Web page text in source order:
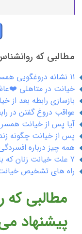
مطالبی که
11 نشانه دروغگویی همسر| آیا همسرتان خیانت می کند؟
خیانت در متاهلی
بازسازی رابطه بعد از
عواقب دروغ گفتن در
آیا پس‌ از خیانت همسر
پس از خیانت چگونه
همه چیز درباره
7 علت خیانت زنان که باید بدانید +راه های پیشگیری
راه های تشخیص خیانت
مطالبی که
پیشنهاد